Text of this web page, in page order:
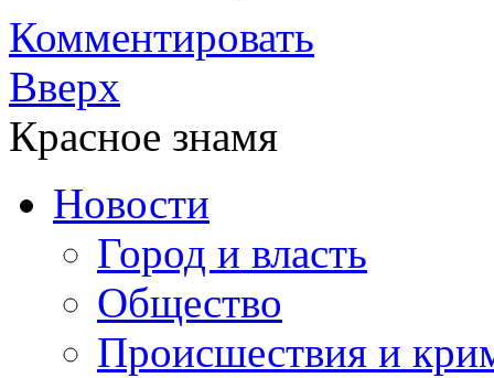
Комментировать
Вверх
Красное знамя
Новости
Город и власть
Общество
Происшествия и